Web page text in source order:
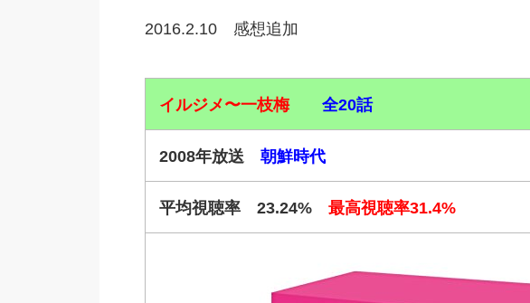
2016.2.10 感想追加
イルジメ〜一枝梅 全20話
2008年放送 朝鮮時代
平均視聴率 23.24% 最高視聴率31.4%